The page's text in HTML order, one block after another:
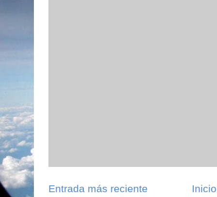
Entrada más reciente Inicio